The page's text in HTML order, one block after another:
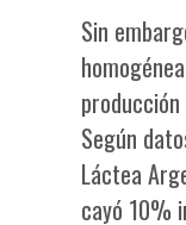
Sin
Según
Láctea
cayó 10%